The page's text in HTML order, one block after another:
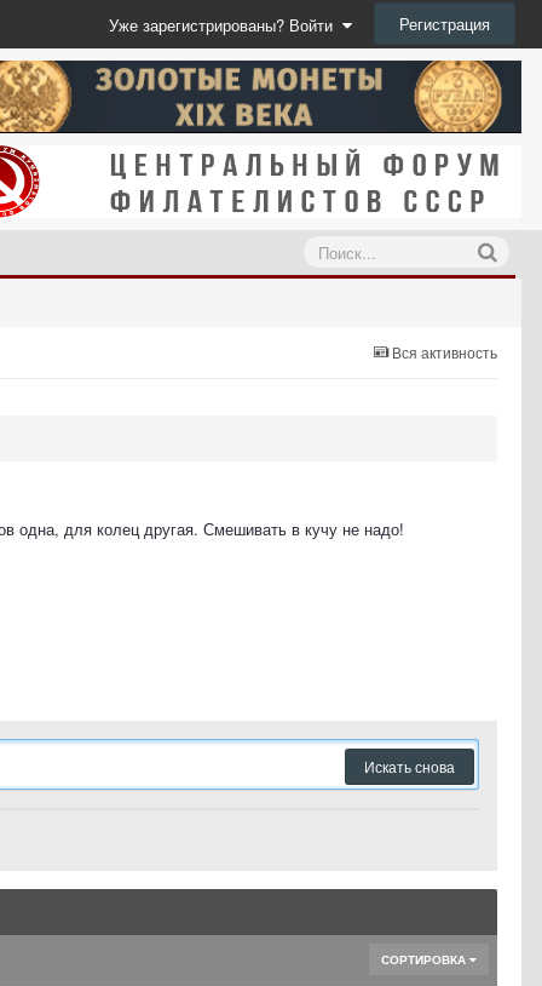
Уже зарегистрированы? Войти Регистрация
Вся активность
одна, для колец другая. Смешивать в кучу не надо!
Искать снова
СОРТИРОВКА